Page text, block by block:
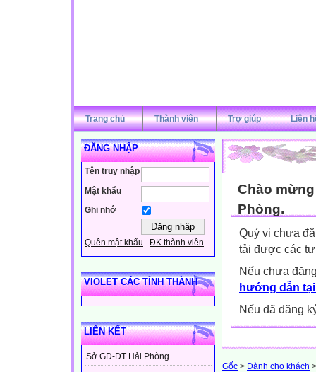
Trang chủ Thành viên Trợ giúp Liên
ĐĂNG NHẬP
Tên truy nhập
Mật khẩu
Ghi nhớ
Quên mật khẩu ĐK thành viên
VIOLET CÁC TỈNH THÀNH
LIÊN KẾT
Sở GD-ĐT Hải Phòng
Chào
Phòng.
Quý vị chưa
tải được các
Nếu chưa
hướng dẫn
Nếu đã đăng
Gốc > Dành cho khách >